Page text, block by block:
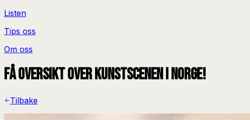
Listen
Tips oss
Om oss
Få oversikt over kunstscenen i Norge!
Tilbake